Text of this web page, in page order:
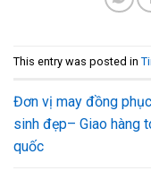
This entry was posted in
Đơn vị may đồng
sinh đẹp– Giao hàng
quốc